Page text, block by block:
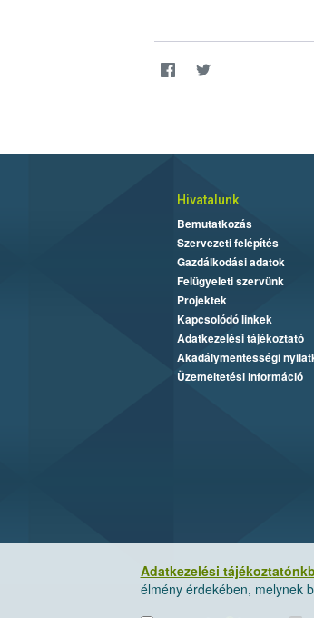
Adatkezelési
élmény érdekében, melynek
Hivatalunk
Bemutatkozás
Szervezeti felépítés
Gazdálkodási adatok
Felügyeleti szervünk
Projektek
Kapcsolódó linkek
Adatkezelési tájékoztató
Akadálymentességi
Üzemeltetési információ